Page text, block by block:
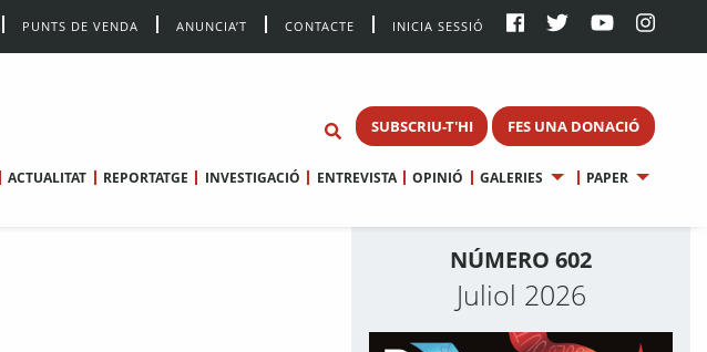
PUNTS DE VENDA ANUNCIA’T CONTACTE INICIA SESSIÓ
SUBSCRIU-T'HI FES UNA DONACIÓ
ACTUALITAT REPORTATGE INVESTIGACIÓ ENTREVISTA OPINIÓ GALERIES PAPER
NÚMERO 602
Juliol 2026